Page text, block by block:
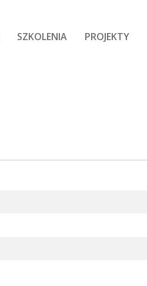
SZKOLENIA PROJEKTY